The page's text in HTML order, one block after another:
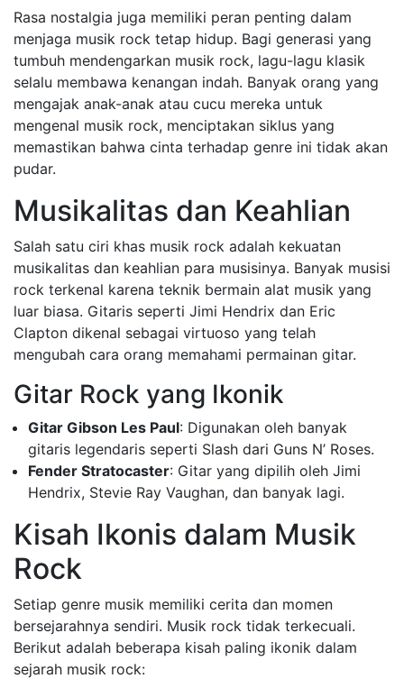
Rasa nostalgia juga memiliki peran penting dalam
menjaga musik rock tetap hidup. Bagi generasi yang
tumbuh mendengarkan musik rock, lagu-lagu klasik
selalu membawa kenangan indah. Banyak orang yang
mengajak anak-anak atau cucu mereka untuk
mengenal musik rock, menciptakan siklus yang
memastikan bahwa cinta terhadap genre ini tidak akan
pudar.
Musikalitas dan Keahlian
Salah satu ciri khas musik rock adalah kekuatan
musikalitas dan keahlian para musisinya. Banyak musisi
rock terkenal karena teknik bermain alat musik yang
luar biasa. Gitaris seperti Jimi Hendrix dan Eric
Clapton dikenal sebagai virtuoso yang telah
mengubah cara orang memahami permainan gitar.
Gitar Rock yang Ikonik
Gitar Gibson Les Paul: Digunakan oleh banyak
gitaris legendaris seperti Slash dari Guns N’ Roses.
Fender Stratocaster: Gitar yang dipilih oleh Jimi
Hendrix, Stevie Ray Vaughan, dan banyak lagi.
Kisah Ikonis dalam Musik
Rock
Setiap genre musik memiliki cerita dan momen
bersejarahnya sendiri. Musik rock tidak terkecuali.
Berikut adalah beberapa kisah paling ikonik dalam
sejarah musik rock: